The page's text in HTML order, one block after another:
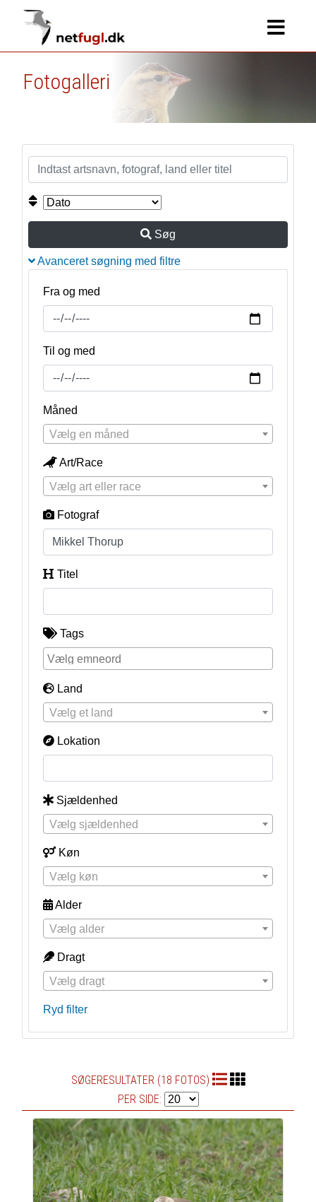
Fotogalleri
Søg
Avanceret søgning med filtre
Fra og med
Til og med
Måned
Vælg en måned
Art/Race
Vælg art eller race
Fotograf
Titel
Tags
Land
Vælg et land
Lokation
Sjældenhed
Vælg sjældenhed
Køn
Vælg køn
Alder
Vælg alder
Dragt
Vælg dragt
Ryd filter
SØGERESULTATER (18 FOTOS)
PER SIDE: